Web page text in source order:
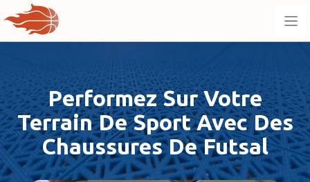
au
contenu
Performez Sur Votre
Terrain De Sport Avec Des
Chaussures De Futsal